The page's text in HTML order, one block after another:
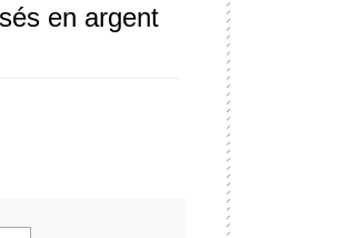
en argent